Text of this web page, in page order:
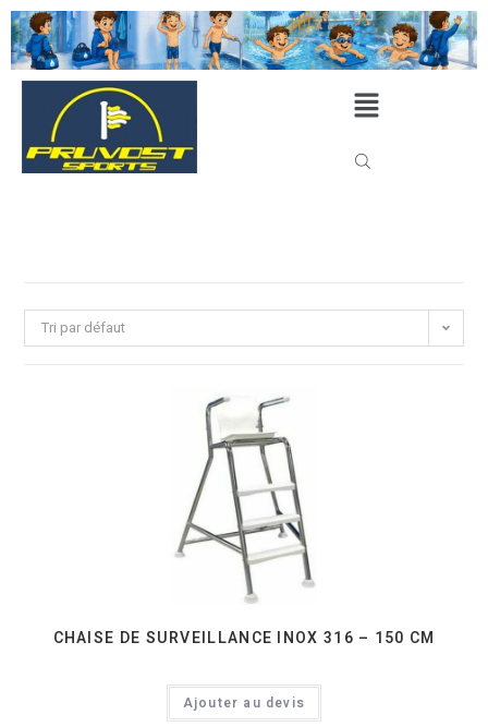
Tri par défaut
CHAISE DE SURVEILLANCE INOX 316 – 150 CM
Ajouter au devis